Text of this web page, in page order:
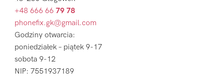
+48 666 66 79 78
phonefix.gk@gmail.com
Godziny otwarcia:
poniedziałek – piątek 9-17
sobota 9-12
NIP: 7551937189